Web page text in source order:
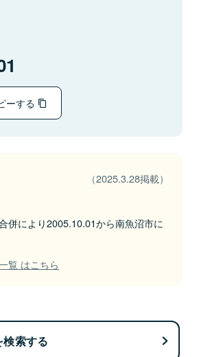
ーする
（2025.3.28掲載）
併により2005.10.01から南魚沼市に
覧 はこちら
索する